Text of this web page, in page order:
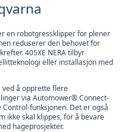
en robotgressklipper for plener
reduserer den behovet for
405XE NERA tilbyr
eller installasjon med
ved å opprette flere
via Automower® Connect-
funksjonen. Det er også
ikke skal klippes, for å bevare
hageprosjekter.